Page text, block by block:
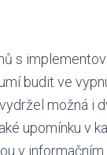
s
budit ve
možná i
upomínku v
v